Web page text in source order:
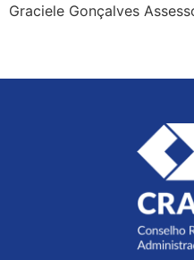
Graciele Gonçalves